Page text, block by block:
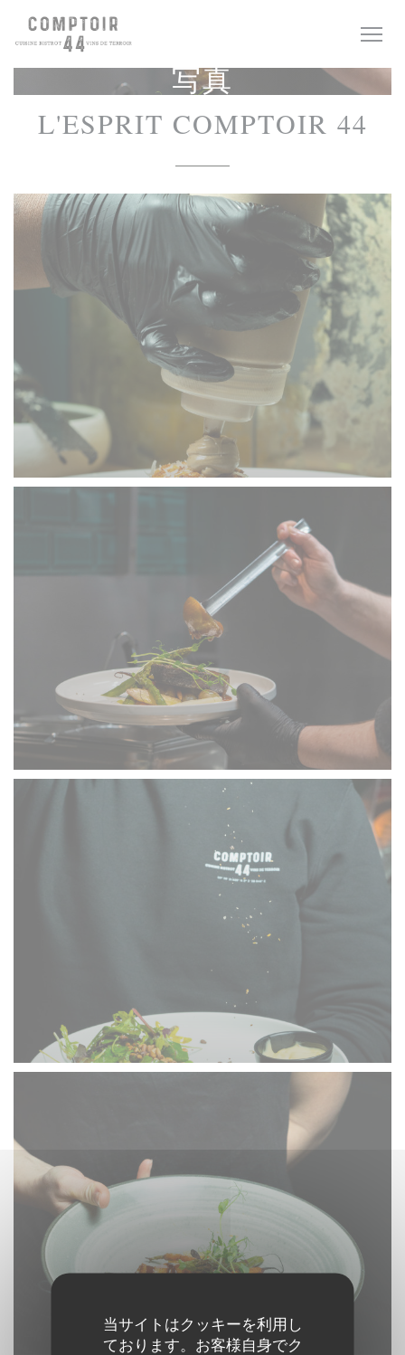
クッキー利用の管理について
当サイトはクッキーを利用し
ております。お客様自身でク
写真
L'ESPRIT COMPTOIR 44